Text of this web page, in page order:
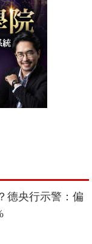
德央行示警：偏